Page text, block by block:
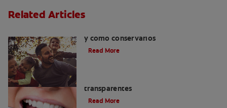
Related Articles
y cómo conservarlos
Read More
transparentes
Read More